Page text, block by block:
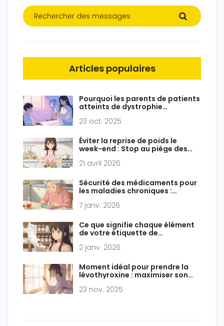
Articles populaires
Pourquoi les parents de patients
atteints de dystrophie
pratiquer l'auto‑soin
23 oct. 2025
Éviter la reprise de poids le
week-end : Stop au piège des
21 avril 2026
Sécurité des médicaments pour
les maladies chroniques :
long terme
7 janv. 2026
Ce que signifie chaque élément
de votre étiquette de
2 janv. 2026
Moment idéal pour prendre la
lévothyroxine : maximiser son
23 nov. 2025